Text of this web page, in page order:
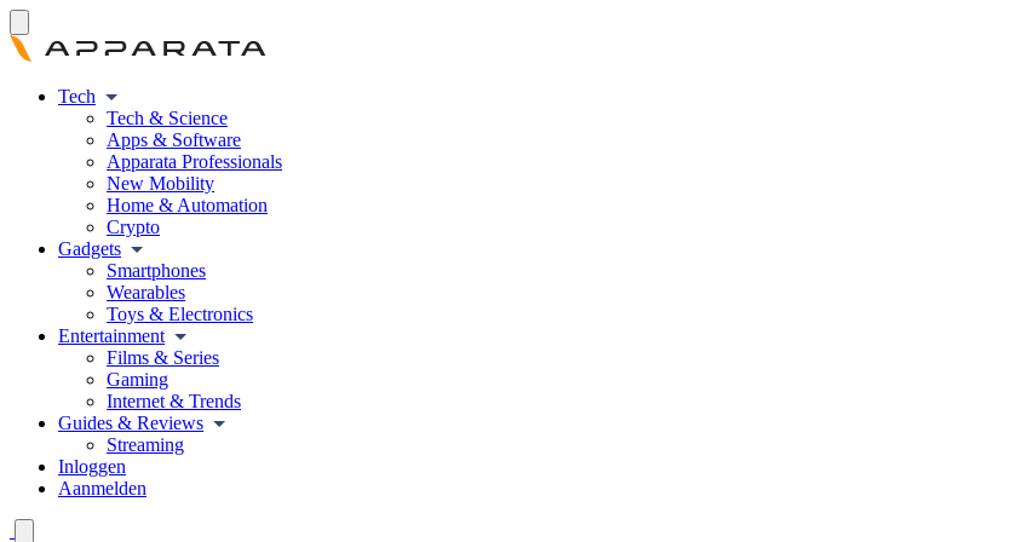
Tech
Tech & Science
Apps & Software
Apparata Professionals
New Mobility
Home & Automation
Crypto
Gadgets
Smartphones
Wearables
Toys & Electronics
Entertainment
Films & Series
Gaming
Internet & Trends
Guides & Reviews
Streaming
Inloggen
Aanmelden